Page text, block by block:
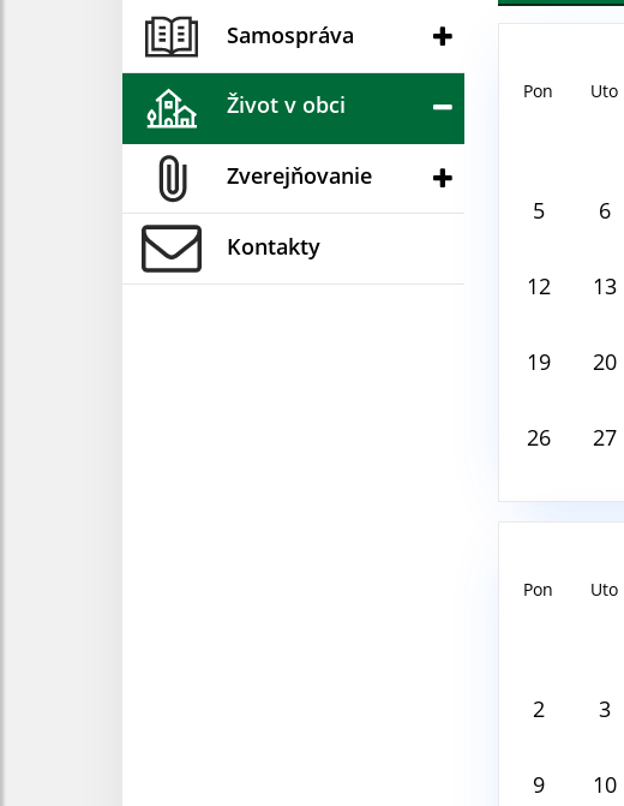
Samospráva
Život v obci
Zverejňovanie
Kontakty
Pon Uto
5 6
12 13
19 20
26 27
Pon Uto
2 3
9 10